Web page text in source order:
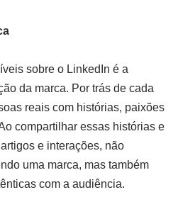
sobre o LinkedIn é a
da marca. Por trás de cada
reais com histórias, paixões
compartilhar essas histórias e
e interações, não
uma marca, mas também
com a audiência.